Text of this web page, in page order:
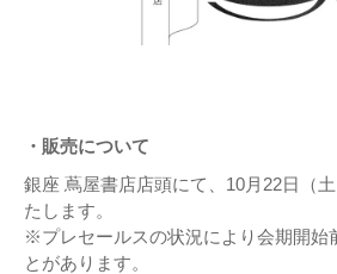
・販売について
銀座 蔦屋書店店頭にて、10月22日（
たします。
※プレセールスの状況により会期開始
とがあります。